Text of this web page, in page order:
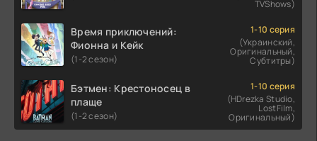
TVShows)
Время приключений:
Фионна и Кейк
(1-2 сезон)
1-10 серия
(Украинский,
Оригинальный,
Субтитры)
Бэтмен: Крестоносец в
плаще
(1-2 сезон)
1-10 серия
(HDrezka Studio,
LostFilm,
Оригинальный)